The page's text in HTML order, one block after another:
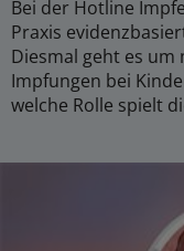
Bei der Hotline
Praxis
Diesmal geht es
Impfungen bei
welche Rolle spielt